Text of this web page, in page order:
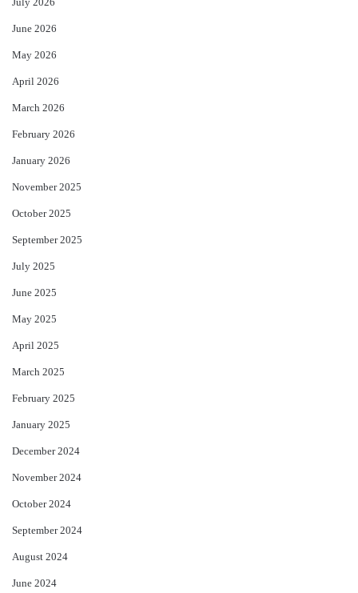
July 2026
June 2026
May 2026
April 2026
March 2026
February 2026
January 2026
November 2025
October 2025
September 2025
July 2025
June 2025
May 2025
April 2025
March 2025
February 2025
January 2025
December 2024
November 2024
October 2024
September 2024
August 2024
June 2024